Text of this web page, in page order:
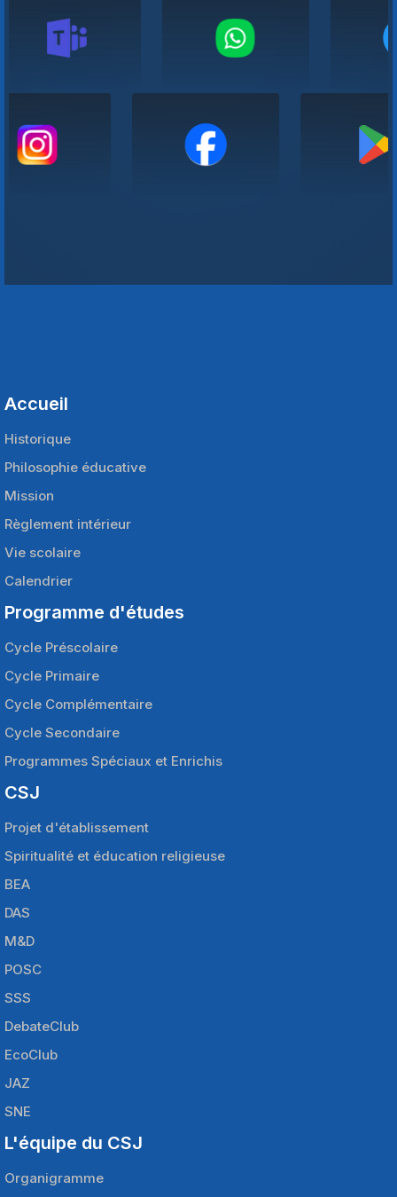
Accueil
Historique
Philosophie éducative
Mission
Règlement intérieur
Vie scolaire
Calendrier
Programme d'études
Cycle Préscolaire
Cycle Primaire
Cycle Complémentaire
Cycle Secondaire
Programmes Spéciaux et Enrichis
CSJ
Projet d'établissement
Spiritualité et éducation religieuse
BEA
DAS
M&D
POSC
SSS
DebateClub
EcoClub
JAZ
SNE
L'équipe du CSJ
Organigramme